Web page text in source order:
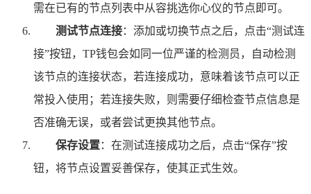
需在已有的节点列表中从容挑选你心仪的节点即可。
测试节点连接：添加或切换节点之后，点击“测试连
接”按钮，TP钱包会如同一位严谨的检测员，自动检测
该节点的连接状态，若连接成功，意味着该节点可以正
常投入使用；若连接失败，则需要仔细检查节点信息是
否准确无误，或者尝试更换其他节点。
保存设置：在测试连接成功之后，点击“保存”按
钮，将节点设置妥善保存，使其正式生效。